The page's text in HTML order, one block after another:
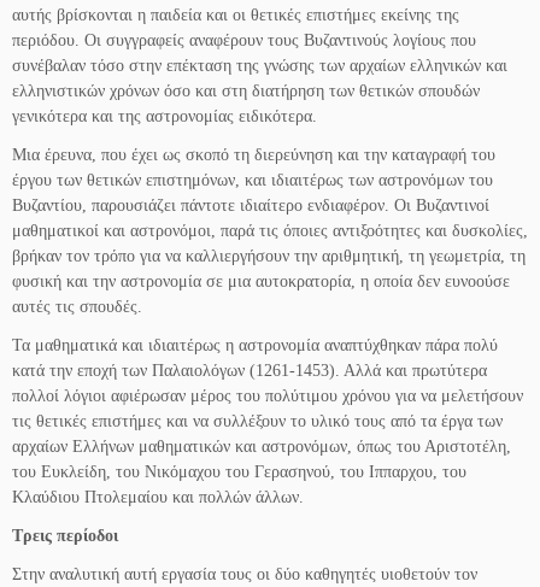
αυτής βρίσκονται η παιδεία και οι θετικές επιστήμες εκείνης της
περιόδου. Οι συγγραφείς αναφέρουν τους Βυζαντινούς λογίους που
συνέβαλαν τόσο στην επέκταση της γνώσης των αρχαίων ελληνικών και
ελληνιστικών χρόνων όσο και στη διατήρηση των θετικών σπουδών
γενικότερα και της αστρονομίας ειδικότερα.
Μια έρευνα, που έχει ως σκοπό τη διερεύνηση και την καταγραφή του
έργου των θετικών επιστημόνων, και ιδιαιτέρως των αστρονόμων του
Βυζαντίου, παρουσιάζει πάντοτε ιδιαίτερο ενδιαφέρον. Οι Βυζαντινοί
μαθηματικοί και αστρονόμοι, παρά τις όποιες αντιξοότητες και δυσκολίες,
βρήκαν τον τρόπο για να καλλιεργήσουν την αριθμητική, τη γεωμετρία, τη
φυσική και την αστρονομία σε μια αυτοκρατορία, η οποία δεν ευνοούσε
αυτές τις σπουδές.
Τα μαθηματικά και ιδιαιτέρως η αστρονομία αναπτύχθηκαν πάρα πολύ
κατά την εποχή των Παλαιολόγων (1261-1453). Αλλά και πρωτύτερα
πολλοί λόγιοι αφιέρωσαν μέρος του πολύτιμου χρόνου για να μελετήσουν
τις θετικές επιστήμες και να συλλέξουν το υλικό τους από τα έργα των
αρχαίων Ελλήνων μαθηματικών και αστρονόμων, όπως του Αριστοτέλη,
του Ευκλείδη, του Νικόμαχου του Γερασηνού, του Ιππαρχου, του
Κλαύδιου Πτολεμαίου και πολλών άλλων.
Tρεις περίοδοι
Στην αναλυτική αυτή εργασία τους οι δύο καθηγητές υιοθετούν τον